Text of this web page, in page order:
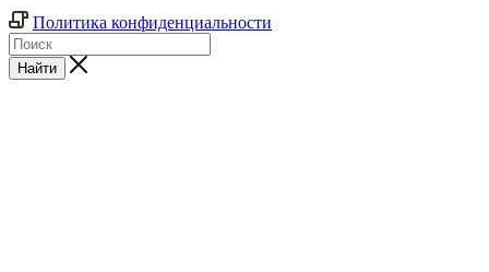
Политика конфиденциальности
Найти